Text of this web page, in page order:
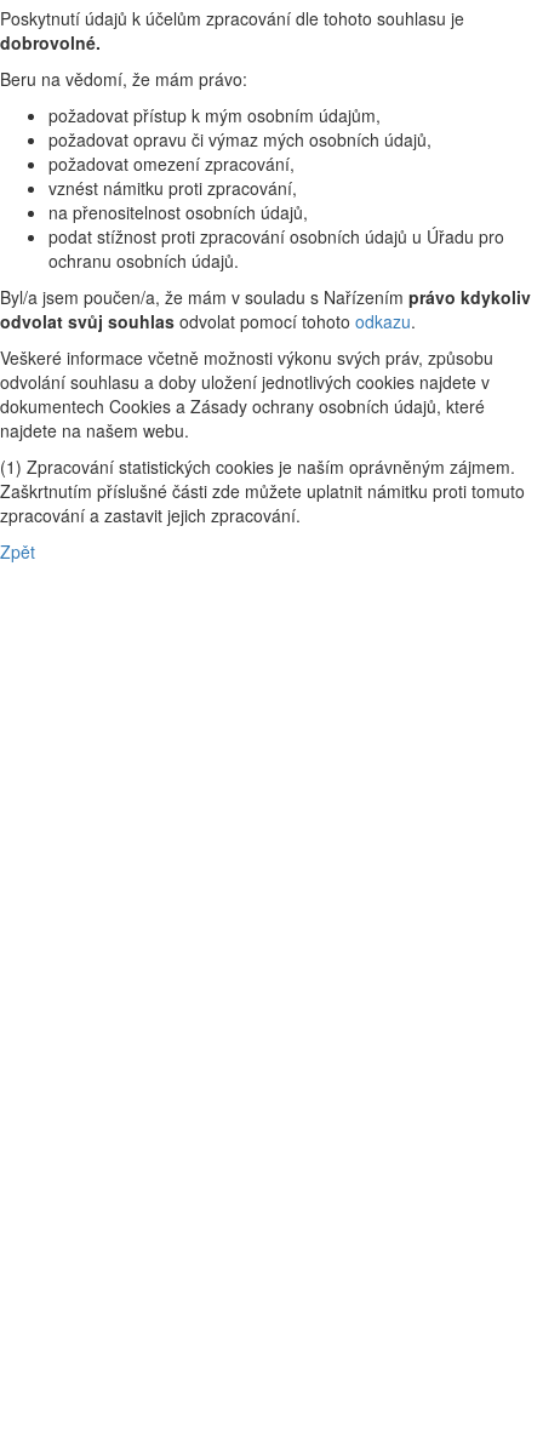
Poskytnutí údajů k účelům zpracování dle tohoto souhlasu je
dobrovolné.
Beru na vědomí, že mám právo:
požadovat přístup k mým osobním údajům,
požadovat opravu či výmaz mých osobních údajů,
požadovat omezení zpracování,
vznést námitku proti zpracování,
na přenositelnost osobních údajů,
podat stížnost proti zpracování osobních údajů u Úřadu pro
ochranu osobních údajů.
Byl/a jsem poučen/a, že mám v souladu s Nařízením právo kdykoliv
odvolat svůj souhlas odvolat pomocí tohoto odkazu.
Veškeré informace včetně možnosti výkonu svých práv, způsobu
odvolání souhlasu a doby uložení jednotlivých cookies najdete v
dokumentech Cookies a Zásady ochrany osobních údajů, které
najdete na našem webu.
(1) Zpracování statistických cookies je naším oprávněným zájmem.
Zaškrtnutím příslušné části zde můžete uplatnit námitku proti tomuto
zpracování a zastavit jejich zpracování.
Zpět